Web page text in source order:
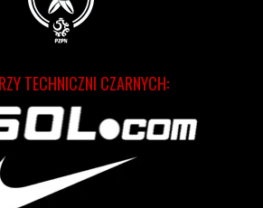
TECHNICZNI CZARNYCH: